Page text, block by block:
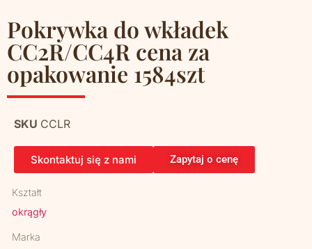
Pokrywka do wkładek
CC2R/CC4R cena za
opakowanie 1584szt
SKU CCLR
Skontaktuj się z nami Zapytaj o cenę
Kształt
okrągły
Marka